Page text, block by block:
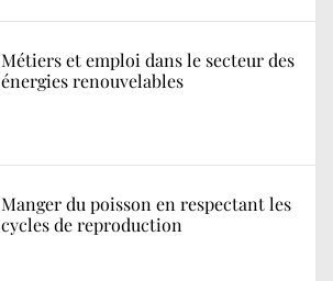
Métiers et emploi dans le secteur des
énergies renouvelables
Manger du poisson en respectant les
cycles de reproduction